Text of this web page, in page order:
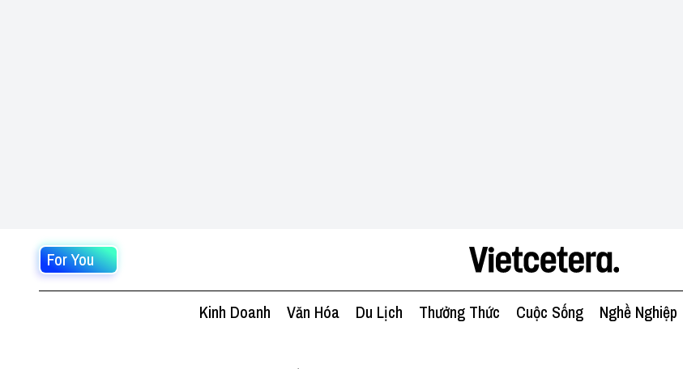
For You
Kinh Doanh Văn Hóa Du Lịch Thưởng Thức Cuộc Sống Nghề Nghiệp